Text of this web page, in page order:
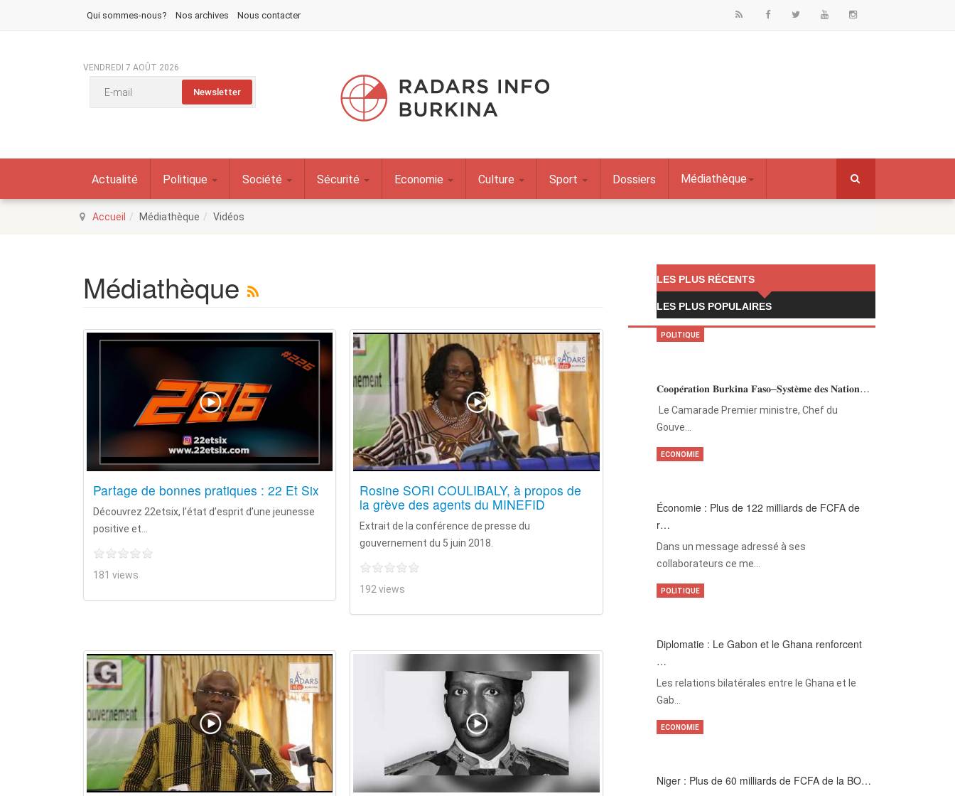
Qui sommes-nous? Nos archives Nous contacter
VENDREDI 7 AOÛT 2026
Actualité Politique Société Sécurité Economie Culture Sport Dossiers Médiathèque
Accueil Médiathèque Vidéos
Médiathèque
Partage de bonnes pratiques : 22 Et Six
Découvrez 22etsix, l’état d’esprit d’une jeunesse
positive et...
181 views
Rosine SORI COULIBALY, à propos de
la grève des agents du MINEFID
Extrait de la conférence de presse du
gouvernement du 5 juin 2018.
192 views
LES PLUS RÉCENTS
LES PLUS POPULAIRES
𝐂𝐨𝐨𝐩𝐞́𝐫𝐚𝐭𝐢𝐨𝐧 𝐁𝐮𝐫𝐤𝐢𝐧𝐚 𝐅𝐚𝐬𝐨–𝐒𝐲𝐬𝐭𝐞̀𝐦𝐞 𝐝𝐞𝐬 𝐍𝐚𝐭𝐢𝐨𝐧…
‎Le Camarade Premier ministre, Chef du
Gouve…
POLITIQUE
Économie : Plus de 122 milliards de FCFA de
r…
Dans un message adressé à ses
collaborateurs ce me…
ECONOMIE
Diplomatie : Le Gabon et le Ghana renforcent
…
Les relations bilatérales entre le Ghana et le
Gab…
POLITIQUE
Niger : Plus de 60 milliards de FCFA de la BO…
ECONOMIE